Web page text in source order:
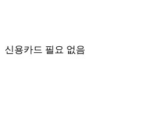
신용카드 필요 없음